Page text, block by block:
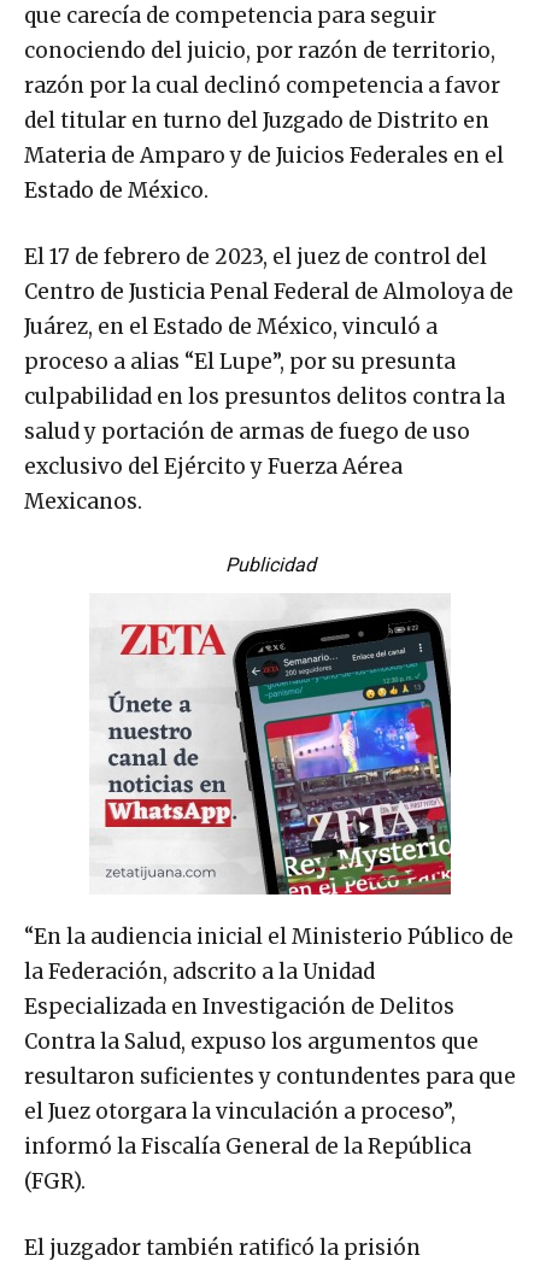
que carecía de competencia para seguir
conociendo del juicio, por razón de territorio,
razón por la cual declinó competencia a favor
del titular en turno del Juzgado de Distrito en
Materia de Amparo y de Juicios Federales en el
Estado de México.
El 17 de febrero de 2023, el juez de control del
Centro de Justicia Penal Federal de Almoloya de
Juárez, en el Estado de México, vinculó a
proceso a alias “El Lupe”, por su presunta
culpabilidad en los presuntos delitos contra la
salud y portación de armas de fuego de uso
exclusivo del Ejército y Fuerza Aérea
Mexicanos.
Publicidad
“En la audiencia inicial el Ministerio Público de
la Federación, adscrito a la Unidad
Especializada en Investigación de Delitos
Contra la Salud, expuso los argumentos que
resultaron suficientes y contundentes para que
el Juez otorgara la vinculación a proceso”,
informó la Fiscalía General de la República
(FGR).
El juzgador también ratificó la prisión